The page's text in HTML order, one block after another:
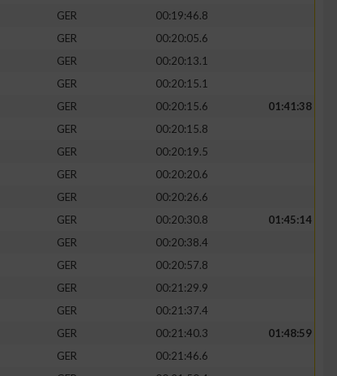
GER
00:19:46.8
GER
00:20:05.6
GER
00:20:13.1
GER
00:20:15.1
GER 00:20:15.6
01:41:38
GER
00:20:15.8
GER
00:20:19.5
GER
00:20:20.6
GER
00:20:26.6
GER 00:20:30.8
01:45:14
GER
00:20:38.4
GER
00:20:57.8
GER
00:21:29.9
GER
00:21:37.4
GER 00:21:40.3
01:48:59
GER
00:21:46.6